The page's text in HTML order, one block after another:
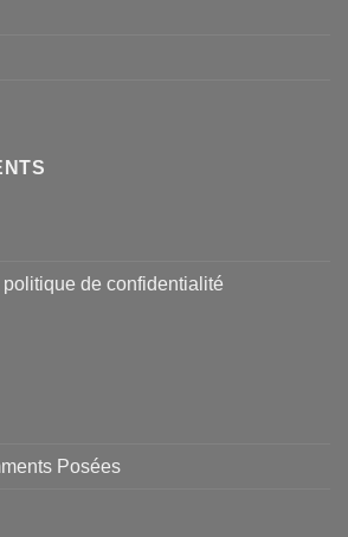
de confidentialité
Posées